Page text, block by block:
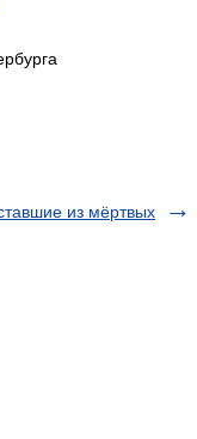
из мёртвых